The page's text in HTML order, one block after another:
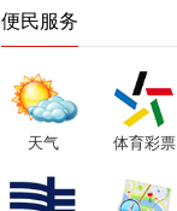
便民服务
天气 体育彩票